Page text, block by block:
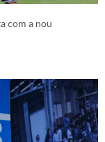
com a nou